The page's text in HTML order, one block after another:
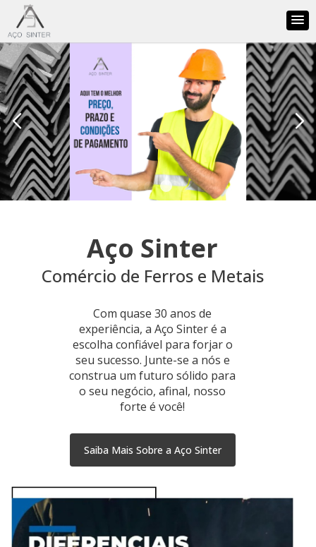
Aço Sinter
Comércio de Ferros e Metais
Com quase 30 anos de
experiência, a Aço Sinter é a
escolha confiável para forjar o
seu sucesso. Junte-se a nós e
construa um futuro sólido para
o seu negócio, afinal, nosso
forte é você!
Saiba Mais Sobre a Aço Sinter